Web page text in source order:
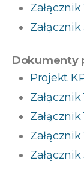
Dokumenty
Projekt
Załącznik